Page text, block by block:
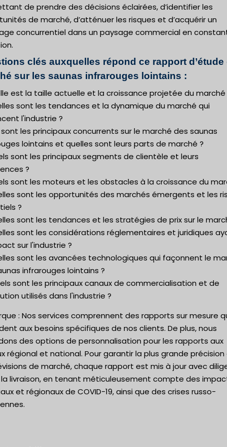
de prendre des décisions éclairées, d’identifier les
de marché, d’atténuer les risques et d’acquérir un
concurrentiel dans un paysage commercial en
clés auxquelles répond ce rapport d’étude
sur les saunas infrarouges lointains :
est la taille actuelle et la croissance projetée du marché
sont les tendances et la dynamique du marché qui
l'industrie ?
les principaux concurrents sur le marché des saunas
lointains et quelles sont leurs parts de marché ?
sont les principaux segments de clientèle et leurs
?
sont les moteurs et les obstacles à la croissance du
sont les opportunités des marchés émergents et les
?
sont les tendances et les stratégies de prix sur le
sont les considérations réglementaires et juridiques
sur l'industrie ?
sont les avancées technologiques qui façonnent le
infrarouges lointains ?
sont les principaux canaux de commercialisation et de
utilisés dans l'industrie ?
: Nos services comprennent des rapports sur mesure
aux besoins spécifiques de nos clients. De plus, nous
des options de personnalisation pour les rapports aux
régional et national. Pour garantir la plus grande précision
de marché, chaque rapport est mis à jour avec
livraison, en tenant méticuleusement compte des
et régionaux de COVID-19, ainsi que des crises russo-